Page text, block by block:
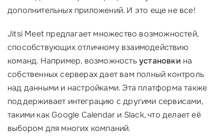
дополнительных приложений. И это еще не все!
Jitsi Meet предлагает множество возможностей,
способствующих отличному взаимодействию
команд. Например, возможностьустановки на
собственных серверах дает вам полный контроль
над данными и настройками. Эта платформа также
поддерживает интеграцию с другими сервисами,
такими как Google Calendar и Slack, что делает её
выбором для многих компаний.